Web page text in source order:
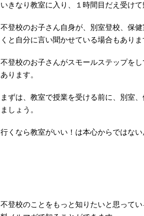
いきなり教室に入り、１時間目だえ受けて
不登校のお子さん自身が、別室登校、保
くと自分に言い聞かせている場合もありま
不登校のお子さんがスモールステップを
あります。
まずは、教室で授業を受ける前に、別室
ましょう。
行くなら教室がいい！は本心からではな
不登校のことをもっと知りたいと思って